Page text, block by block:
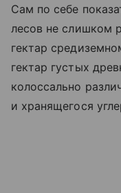
Сам по себе
лесов не слишком
гектар
гектар густых
колоссально
и хранящегося